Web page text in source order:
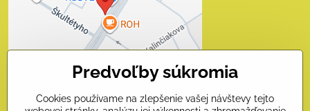
Prajete si načítať externý obsah?
Povoliť tentokrát
Povoliť a zapamätať - súhlas
Predvoľby súkromia
Cookies používame na zlepšenie vašej návštevy tejto